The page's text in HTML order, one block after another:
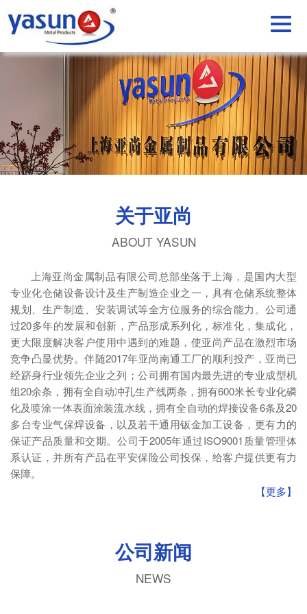
关于亚尚
ABOUT YASUN
上海亚尚金属制品有限公司总部坐落于上海，是国内大型
专业化仓储设备设计及生产制造企业之一，具有仓储系统整体
规划、生产制造、安装调试等全方位服务的综合能力。公司通
过20多年的发展和创新，产品形成系列化，标准化，集成化，
更大限度解决客户使用中遇到的难题，使亚尚产品在激烈市场
竞争凸显优势。伴随2017年亚尚南通工厂的顺利投产，亚尚已
经跻身行业领先企业之列；公司拥有国内最先进的专业成型机
组20余条，拥有全自动冲孔生产线两条，拥有600米长专业化磷
化及喷涂一体表面涂装流水线，拥有全自动的焊接设备6条及20
多台专业气保焊设备，以及若干通用钣金加工设备，更有力的
保证产品质量和交期。公司于2005年通过ISO9001质量管理体
系认证，并所有产品在平安保险公司投保，给客户提供更有力
保障。
【更多】
公司新闻
NEWS